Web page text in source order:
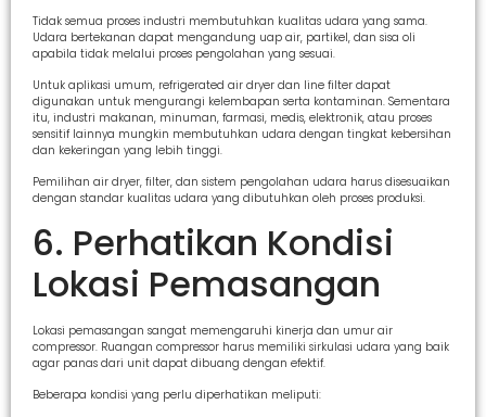
Tidak semua proses industri membutuhkan kualitas udara yang sama.
Udara bertekanan dapat mengandung uap air, partikel, dan sisa oli
apabila tidak melalui proses pengolahan yang sesuai.
Untuk aplikasi umum, refrigerated air dryer dan line filter dapat
digunakan untuk mengurangi kelembapan serta kontaminan. Sementara
itu, industri makanan, minuman, farmasi, medis, elektronik, atau proses
sensitif lainnya mungkin membutuhkan udara dengan tingkat kebersihan
dan kekeringan yang lebih tinggi.
Pemilihan air dryer, filter, dan sistem pengolahan udara harus disesuaikan
dengan standar kualitas udara yang dibutuhkan oleh proses produksi.
6. Perhatikan Kondisi
Lokasi Pemasangan
Lokasi pemasangan sangat memengaruhi kinerja dan umur air
compressor. Ruangan compressor harus memiliki sirkulasi udara yang baik
agar panas dari unit dapat dibuang dengan efektif.
Beberapa kondisi yang perlu diperhatikan meliputi: